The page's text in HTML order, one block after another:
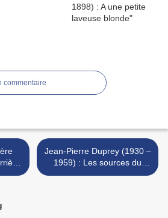
commentaire
Jean-Pierre Duprey (1930 –
1959) : Les sources du
monde >